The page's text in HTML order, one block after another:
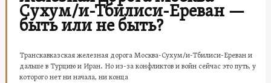
Сухум/и-Тбилиси-Ереван —
быть или не быть?
Транскавказская железная дорога Москва-Сухум/и-Тбилиси-Ереван и
дальше в Турцию и Иран. Но из-за конфликтов и войн сейчас это путь, у
которого нет ни начала, ни конца